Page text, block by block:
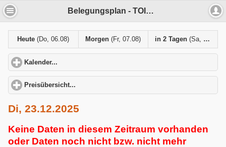
Belegungsplan - TOIMS Tenniscenter-Ermstal
Heute(Do, 06.08) Morgen(Fr, 07.08) in 2 Tagen (Sa, 08.08)
Kalender...
Preisübersicht...
Di, 23.12.2025
Keine Daten in diesem Zeitraum vorhanden
oder Daten noch nicht bzw. nicht mehr